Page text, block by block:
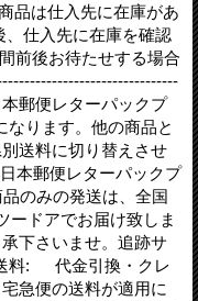
品は仕入先に在庫があ
仕入先に在庫を確認
前後お待たせする場合
郵便レターパックプ
ります。他の商品と
送料に切り替えさせ
本郵便レターパックプ
のみの発送は、全国
ードアでお届け致しま
下さいませ。追跡サ
料: 代金引換・クレ
急便の送料が適用に